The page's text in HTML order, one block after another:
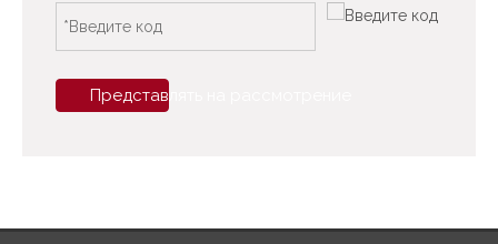
Представлять на рассмотрение